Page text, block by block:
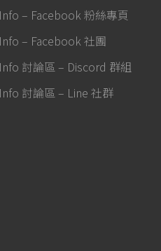
– Facebook 粉絲專頁
– Facebook 社團
討論區 – Discord 群組
討論區 – Line 社群